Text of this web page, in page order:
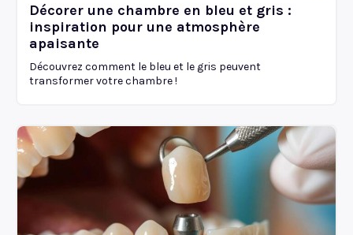
Décorer une chambre en bleu et gris :
inspiration pour une atmosphère
apaisante
Découvrez comment le bleu et le gris peuvent
transformer votre chambre !